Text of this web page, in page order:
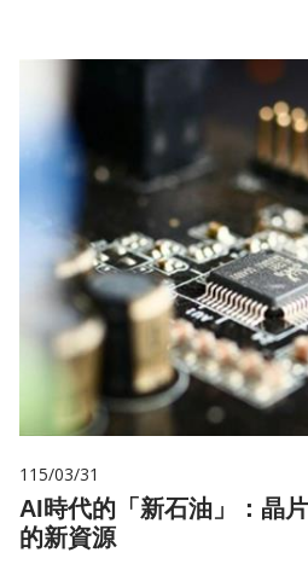
115/03/31
AI時代的「新石油」：晶
的新資源